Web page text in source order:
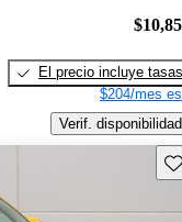
El precio incluye tasas
$204/mes
Verif. disponibilidad